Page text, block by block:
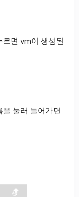
면 vm이 생성된
눌러 들어가면